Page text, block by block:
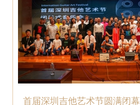
首届深圳吉他艺术节圆满闭幕